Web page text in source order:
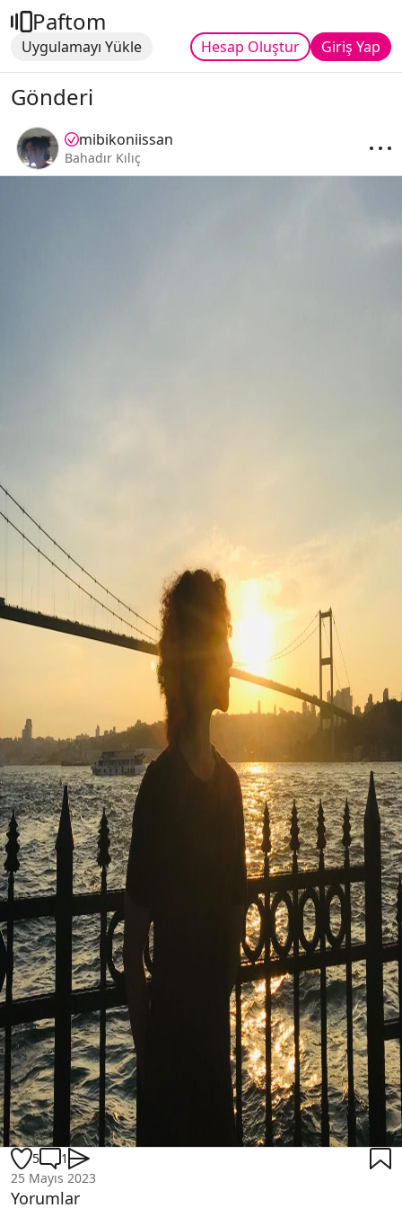
Paftom
Uygulamayı Yükle Hesap Oluştur Giriş Yap
Gönderi
mibikoniissan
Bahadır Kılıç
5
1
25 Mayıs 2023
Yorumlar